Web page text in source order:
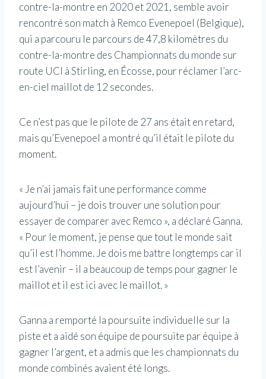
contre-la-montre en 2020 et 2021, semble avoir
rencontré son match à Remco Evenepoel (Belgique),
qui a parcouru le parcours de 47,8 kilomètres du
contre-la-montre des Championnats du monde sur
route UCI à Stirling, en Écosse, pour réclamer l’arc-
en-ciel maillot de 12 secondes.
Ce n’est pas que le pilote de 27 ans était en retard,
mais qu’Evenepoel a montré qu’il était le pilote du
moment.
« Je n’ai jamais fait une performance comme
aujourd’hui – je dois trouver une solution pour
essayer de comparer avec Remco », a déclaré Ganna.
« Pour le moment, je pense que tout le monde sait
qu’il est l’homme. Je dois me battre longtemps car il
est l’avenir – il a beaucoup de temps pour gagner le
maillot et il est ici avec le maillot. »
Ganna a remporté la poursuite individuelle sur la
piste et a aidé son équipe de poursuite par équipe à
gagner l’argent, et a admis que les championnats du
monde combinés avaient été longs.